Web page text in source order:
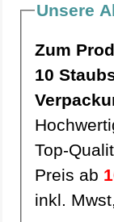
Unsere
Zum
10 Staubsaugerbeutel, Staubbeutel MCFXD214M pro
Top-
Preis ab
inkl.